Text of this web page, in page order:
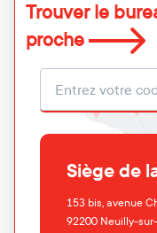
Trouver le
proche
Localisation
Siège de
153 bis, avenue
92200 Neuilly-